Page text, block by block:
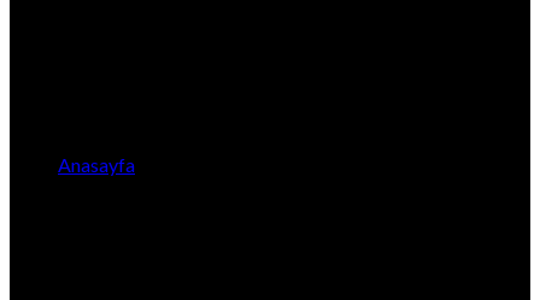
Anasayfa